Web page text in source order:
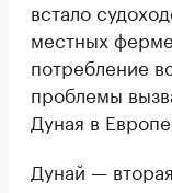
встало
местных
потребление
проблемы
Дуная в
Дунай —